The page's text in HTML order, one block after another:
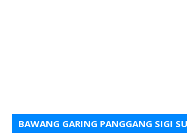
BAWANG GARING PANGGANG SIGI